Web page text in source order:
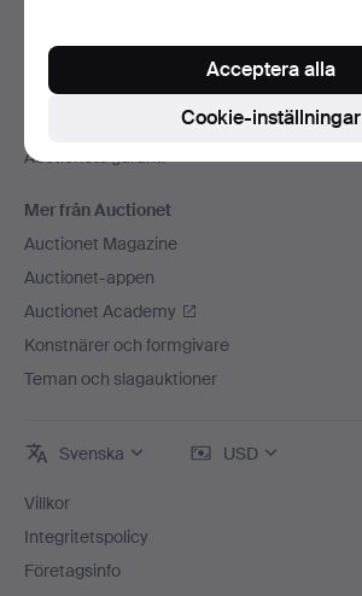
Press
Lediga jobb
Anslut ditt auktionshus
Auctionets garanti
Mer från Auctionet
Auctionet Magazine
Auctionet-appen
Auctionet Academy
Konstnärer och formgivare
Teman och slagauktioner
Svenska USD
Villkor
Integritetspolicy
Företagsinfo
Cookie-inställningar
Acceptera alla